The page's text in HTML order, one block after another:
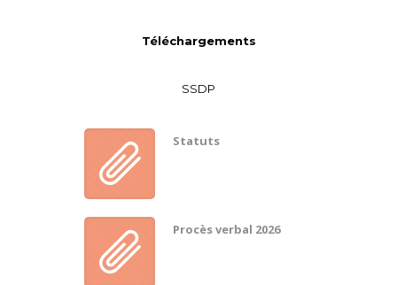
Téléchargements
SSDP
Statuts
Procès verbal 2026